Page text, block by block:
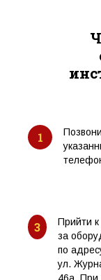
1
3
Прийти
за
по
ул.